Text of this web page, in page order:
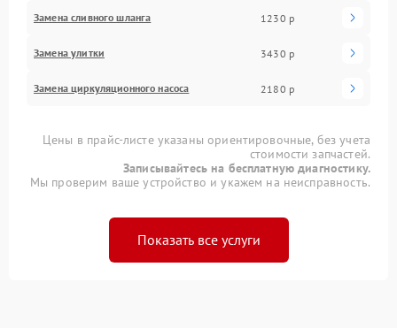
Замена сливного шланга 1230 р
Замена улитки 3430 р
Замена циркуляционного насоса 2180 р
Цены в прайс-листе указаны ориентировочные, без учета
стоимости запчастей.
Записывайтесь на бесплатную диагностику.
Мы проверим ваше устройство и укажем на неисправность.
Показать все услуги